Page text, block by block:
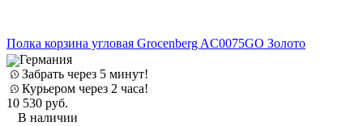
Полка корзина угловая Grocenberg AC0075GO Золото
Германия
Забрать через 5 минут!
Курьером через 2 часа!
10 530 руб.
В наличии